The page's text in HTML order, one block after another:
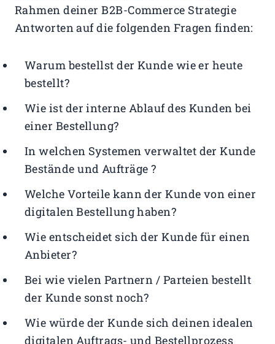
Rahmen deiner B2B-Commerce Strategie
Antworten auf die folgenden Fragen finden:
Warum bestellst der Kunde wie er heute
bestellt?
Wie ist der interne Ablauf des Kunden bei
einer Bestellung?
In welchen Systemen verwaltet der Kunde
Bestände und Aufträge ?
Welche Vorteile kann der Kunde von einer
digitalen Bestellung haben?
Wie entscheidet sich der Kunde für einen
Anbieter?
Bei wie vielen Partnern / Parteien bestellt
der Kunde sonst noch?
Wie würde der Kunde sich deinen idealen
digitalen Auftrags- und Bestellprozess